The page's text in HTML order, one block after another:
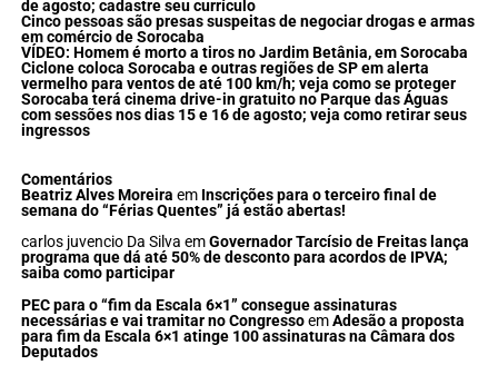
de agosto; cadastre seu currículo
Cinco pessoas são presas suspeitas de negociar drogas e armas
em comércio de Sorocaba
VÍDEO: Homem é morto a tiros no Jardim Betânia, em Sorocaba
Ciclone coloca Sorocaba e outras regiões de SP em alerta
vermelho para ventos de até 100 km/h; veja como se proteger
Sorocaba terá cinema drive-in gratuito no Parque das Águas
com sessões nos dias 15 e 16 de agosto; veja como retirar seus
ingressos
Comentários
Beatriz Alves Moreira em Inscrições para o terceiro final de
semana do “Férias Quentes” já estão abertas!
carlos juvencio Da Silva emGovernador Tarcísio de Freitas lança
programa que dá até 50% de desconto para acordos de IPVA;
saiba como participar
PEC para o “fim da Escala 6×1” consegue assinaturas
necessárias e vai tramitar no CongressoemAdesão a proposta
para fim da Escala 6×1 atinge 100 assinaturas na Câmara dos
Deputados